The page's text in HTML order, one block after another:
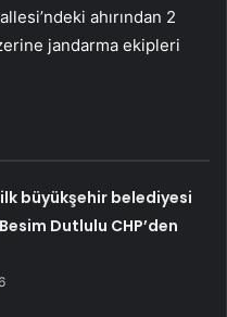
ahırından 2
jandarma ekipleri
büyükşehir belediyesi
Dutlulu CHP’den